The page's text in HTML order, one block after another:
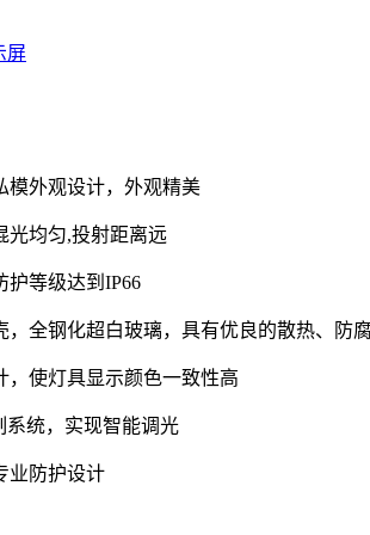
屏
模外观设计，外观精美
光均匀,投射距离远
护等级达到IP66
，全钢化超白玻璃，具有优良的散热、防
，使灯具显示颜色一致性高
系统，实现智能调光
业防护设计